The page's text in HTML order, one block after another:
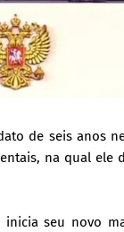
de seis anos
na qual ele
seu novo